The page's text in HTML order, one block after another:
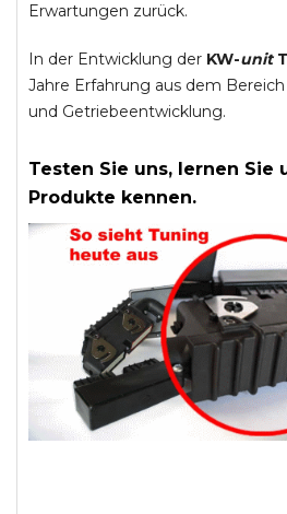
Erwartungen zurück.
In der Entwicklung der KW-unit
Jahre Erfahrung aus dem
und Getriebeentwicklung.
Testen Sie uns, lernen Sie
Produkte kennen.